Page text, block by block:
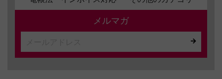
メルマガ